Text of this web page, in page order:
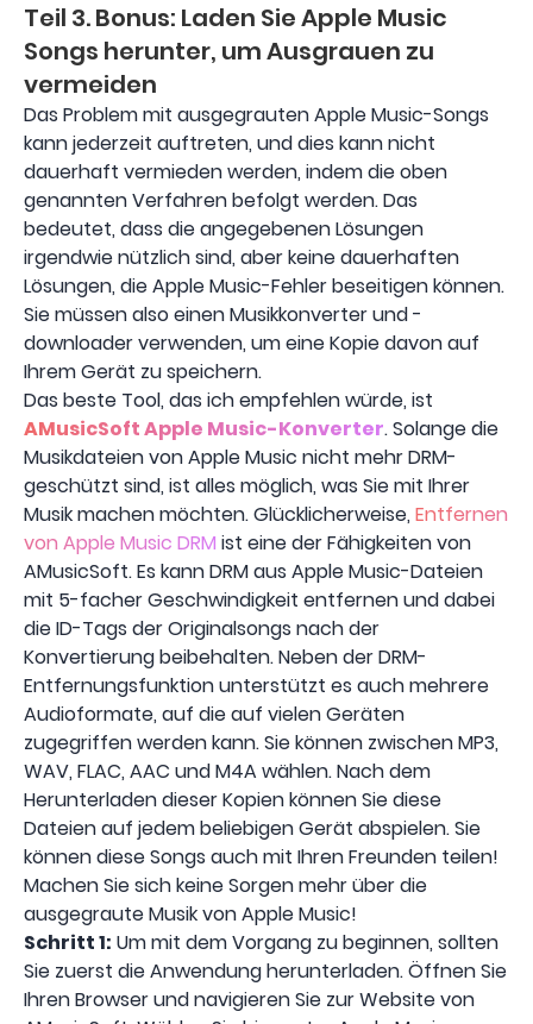
Teil 3. Bonus: Laden Sie Apple Music
Songs herunter, um Ausgrauen zu
vermeiden
Das Problem mit ausgegrauten Apple Music-Songs
kann jederzeit auftreten, und dies kann nicht
dauerhaft vermieden werden, indem die oben
genannten Verfahren befolgt werden. Das
bedeutet, dass die angegebenen Lösungen
irgendwie nützlich sind, aber keine dauerhaften
Lösungen, die Apple Music-Fehler beseitigen können.
Sie müssen also einen Musikkonverter und -
downloader verwenden, um eine Kopie davon auf
Ihrem Gerät zu speichern.
Das beste Tool, das ich empfehlen würde, ist
AMusicSoft Apple Music-Konverter. Solange die
Musikdateien von Apple Music nicht mehr DRM-
geschützt sind, ist alles möglich, was Sie mit Ihrer
Musik machen möchten. Glücklicherweise, Entfernen
von Apple Music DRM ist eine der Fähigkeiten von
AMusicSoft. Es kann DRM aus Apple Music-Dateien
mit 5-facher Geschwindigkeit entfernen und dabei
die ID-Tags der Originalsongs nach der
Konvertierung beibehalten. Neben der DRM-
Entfernungsfunktion unterstützt es auch mehrere
Audioformate, auf die auf vielen Geräten
zugegriffen werden kann. Sie können zwischen MP3,
WAV, FLAC, AAC und M4A wählen. Nach dem
Herunterladen dieser Kopien können Sie diese
Dateien auf jedem beliebigen Gerät abspielen. Sie
können diese Songs auch mit Ihren Freunden teilen!
Machen Sie sich keine Sorgen mehr über die
ausgegraute Musik von Apple Music!
Schritt 1: Um mit dem Vorgang zu beginnen, sollten
Sie zuerst die Anwendung herunterladen. Öffnen Sie
Ihren Browser und navigieren Sie zur Website von